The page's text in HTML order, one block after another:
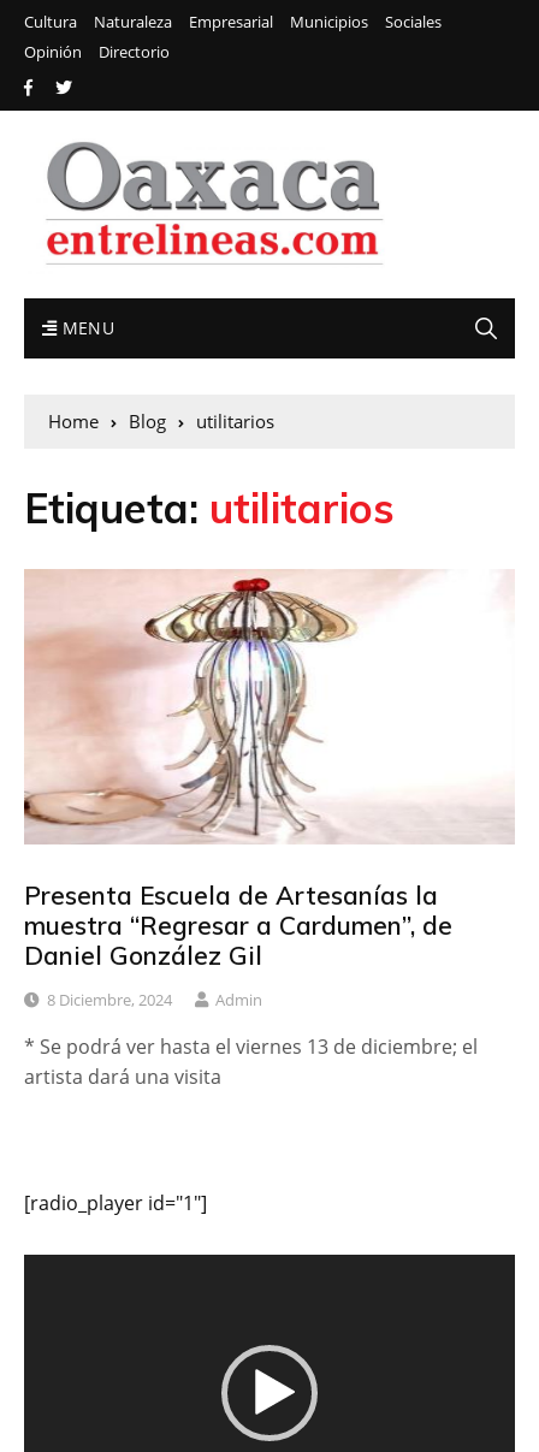
Cultura Naturaleza Empresarial Municipios
Sociales
Opinión
Directorio
MENU
Home Blog utilitarios
Etiqueta: utilitarios
Presenta Escuela de Artesanías la
muestra “Regresar a Cardumen”, de
Daniel González Gil
8 Diciembre, 2024 Admin
* Se podrá ver hasta el viernes 13 de diciembre; el
artista dará una visita
[radio_player id="1"]